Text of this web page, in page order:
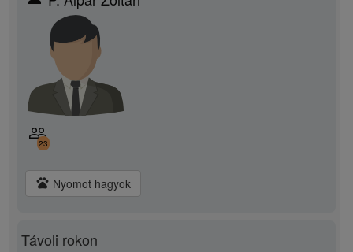
people_outline
23
pets Nyomot hagyok
Távoli rokon